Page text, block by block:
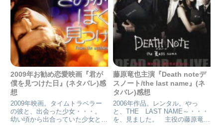
2009年お勧め恋愛映画『君が
僕を見つけた日』(ネタバレ)感
想
2009年映画。タイムトラベラー
の彼と、出会った少女・・・。
幼い頃から出合っていた少女と、
藤原竜也主演『Death noteデ
スノート/the last name』(ネ
タバレ)感想
2006年作品。レンタル。やっ
と、THE LAST NAME～・・・
を、見ました。 主役の藤原竜也